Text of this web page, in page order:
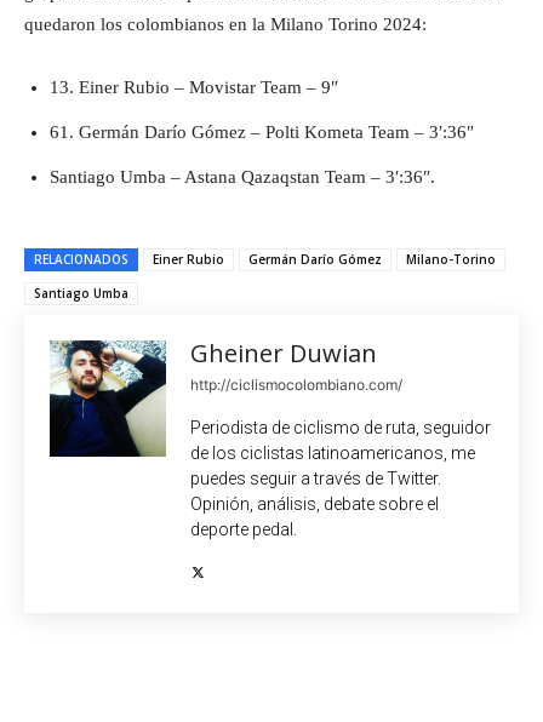
quedaron los colombianos en la Milano Torino 2024:
13. Einer Rubio – Movistar Team – 9″
61. Germán Darío Gómez – Polti Kometa Team – 3′:36″
Santiago Umba – Astana Qazaqstan Team – 3′:36″.
RELACIONADOS Einer Rubio Germán Darío Gómez
Milano-Torino
Santiago Umba
Gheiner Duwian
http://ciclismocolombiano.com/
Periodista de ciclismo de ruta, seguidor
de los ciclistas latinoamericanos, me
puedes seguir a través de Twitter.
Opinión, análisis, debate sobre el
deporte pedal.